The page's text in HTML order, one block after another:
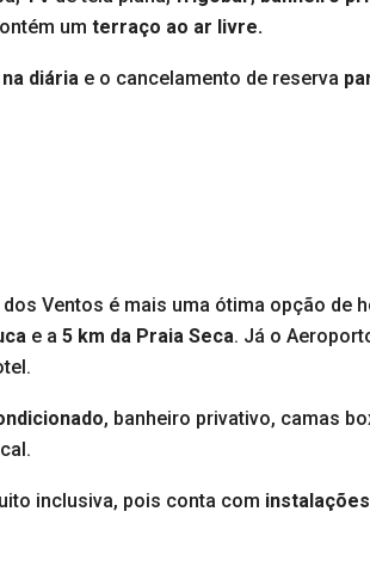
um terraço ao ar livre.
diária e o cancelamento de reserva
Ventos é mais uma ótima opção de
e a 5 km da Praia Seca. Já o
, banheiro privativo, camas
inclusiva, pois conta com